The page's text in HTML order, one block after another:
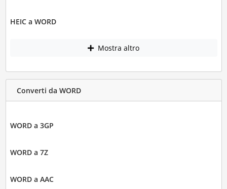
HEIC a WORD
Mostra altro
Converti da WORD
WORD a 3GP
WORD a 7Z
WORD a AAC